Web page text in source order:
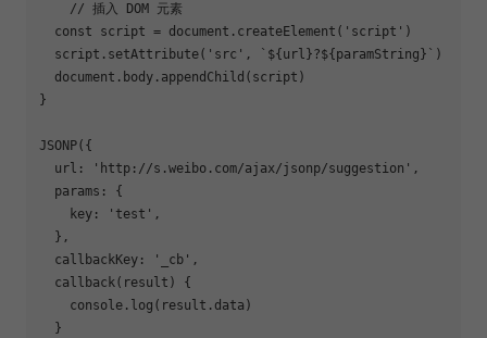
    // 插入 DOM 元素
  const script = document.createElement('script')
  script.setAttribute('src', `${url}?${paramString}`)
  document.body.appendChild(script)
}
JSONP({
  url: 'http://s.weibo.com/ajax/jsonp/suggestion',
  params: {
    key: 'test',
  },
  callbackKey: '_cb',
  callback(result) {
    console.log(result.data)
  }